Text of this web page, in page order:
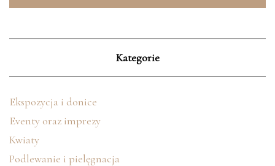
Kategorie
Ekspozycja i donice
Eventy oraz imprezy
Kwiaty
Podlewanie i pielęgnacja